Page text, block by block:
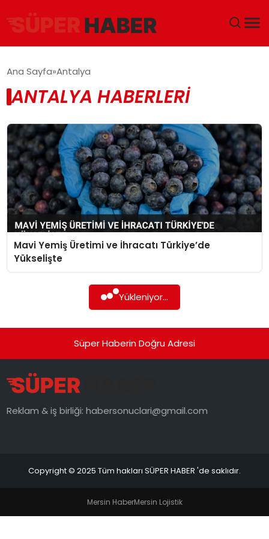
GÜNDEM
DÜNYA
EĞITIM
EKONOMI
MAGAZIN
SAĞLIK
YAŞAM
Ana Sayfa Antalya
ANTALYA HABERLERI
Mavi Yemiş Üretimi ve İhracatı Türkiye’de
Yükselişte
Yükleniyor...
Süper Haberin Doğru Adresi
Reklam & iş birliği:habersonuclari@gmail.com
Copyright © 2025 Tüm hakları SÜPER HABER 'de saklıdır.
Mersin HaberMersin Lojistik